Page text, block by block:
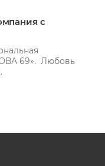
с
69». Любовь